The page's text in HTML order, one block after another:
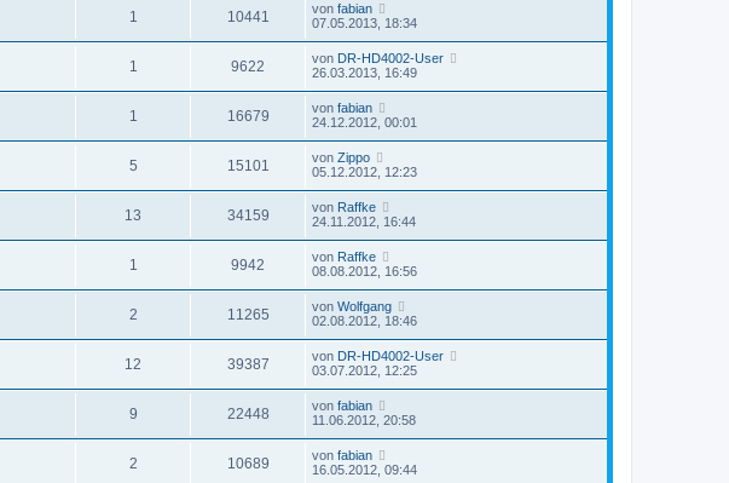
1 10441 von fabian
07.05.2013, 18:34
1 9622 von DR-HD4002-User
26.03.2013, 16:49
1 16679 von fabian
24.12.2012, 00:01
5 15101 von Zippo
05.12.2012, 12:23
13 34159 von Raffke
24.11.2012, 16:44
1 9942 von Raffke
08.08.2012, 16:56
2 11265 von Wolfgang
02.08.2012, 18:46
12 39387 von DR-HD4002-User
03.07.2012, 12:25
9 22448 von fabian
11.06.2012, 20:58
2 10689 von fabian
16.05.2012, 09:44